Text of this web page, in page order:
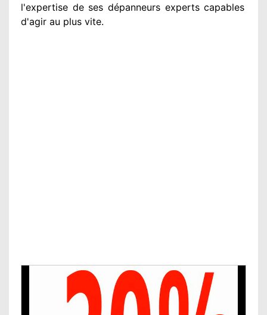
l'expertise de ses dépanneurs expertscapables
d'agir au plus vite.